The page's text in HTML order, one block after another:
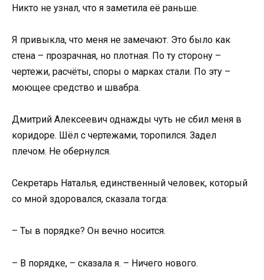
Никто не узнал, что я заметила её раньше.
Я привыкла, что меня не замечают. Это было как
стена – прозрачная, но плотная. По ту сторону –
чертежи, расчёты, споры о марках стали. По эту –
моющее средство и швабра.
Дмитрий Алексеевич однажды чуть не сбил меня в
коридоре. Шёл с чертежами, торопился. Задел
плечом. Не обернулся.
Секретарь Наталья, единственный человек, который
со мной здоровался, сказала тогда:
– Ты в порядке? Он вечно носится.
– В порядке, – сказала я. – Ничего нового.